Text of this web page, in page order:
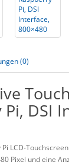
(0)
DSI
LCD-
Pixel und eine